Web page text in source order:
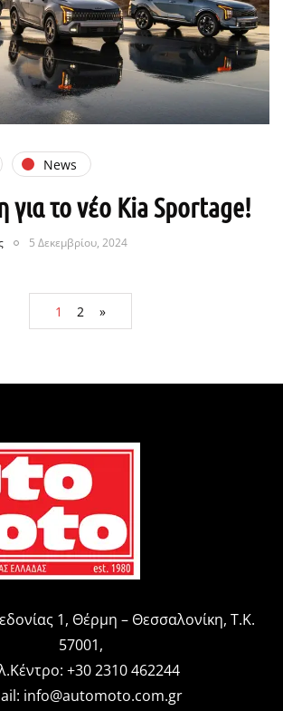
News
το νέο Kia Sportage!
5 Δεκεμβρίου, 2024
1 2 »
1, Θέρμη – Θεσσαλονίκη, Τ.Κ.
57001,
+30 2310 462244
info@automoto.com.gr